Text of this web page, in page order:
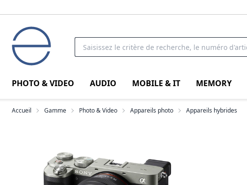
PHOTO & VIDEO AUDIO MOBILE & IT MEMORY
Accueil Gamme Photo & Video Appareils photo Appareils hybrides